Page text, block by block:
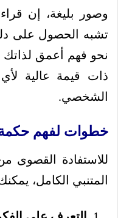
وصور بليغة، إن
تشبه الحصول على
نحو فهم أعمق لذاتك
ذات قيمة عالية
الشخصي.
خطوات لفهم حكمة
للاستفادة القصوى
المتنبي الكامل،